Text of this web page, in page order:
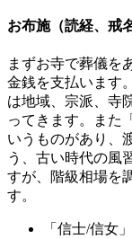
お布施（読経、戒
まずお寺で葬儀を
金銭を支払います
は地域、宗派、寺
ってきます。また
いうものがあり、
う、古い時代の風
すが、階級相場を
す。
「信士/信女